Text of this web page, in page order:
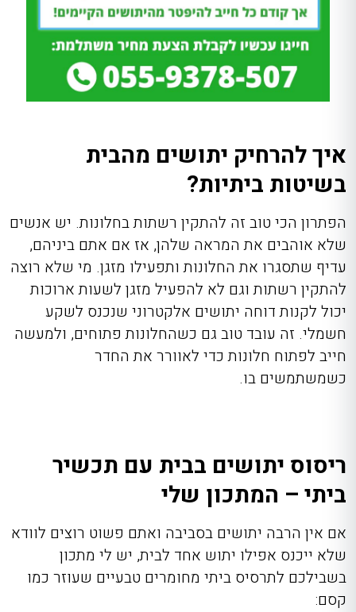
איך להרחיק יתושים מהבית
בשיטות ביתיות?
הפתרון הכי טוב זה להתקין רשתות בחלונות. יש אנשים
שלא אוהבים את המראה שלהן, אז אם אתם ביניהם,
עדיף שתסגרו את החלונות ותפעילו מזגן. מי שלא רוצה
להתקין רשתות וגם לא להפעיל מזגן לשעות ארוכות
יכול לקנות דוחה יתושים אלקטרוני שנכנס לשקע
חשמלי. זה עובד טוב גם כשהחלונות פתוחים, ולמעשה
חייב לפתוח חלונות כדי לאוורר את החדר
כשמשתמשים בו.
ריסוס יתושים בבית עם תכשיר
ביתי – המתכון שלי
אם אין הרבה יתושים בסביבה ואתם פשוט רוצים לוודא
שלא ייכנס אפילו יתוש אחד לבית, יש לי מתכון
בשבילכם לתרסיס ביתי מחומרים טבעיים שעוזר כמו
קסם: